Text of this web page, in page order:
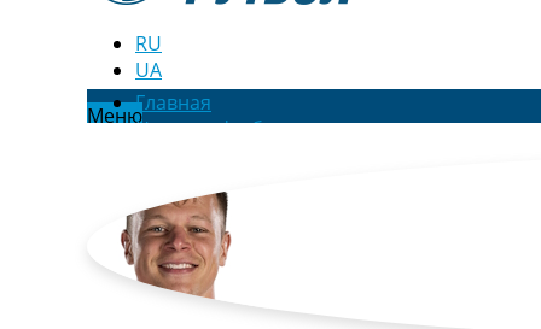
RU
UA
МенюГлавная
Новости футбола
Новости футбола Украины
Последние комментарии
Конкурс прогнозов
Логин
Рейтинги